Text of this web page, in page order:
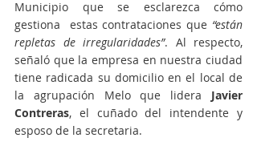
Municipio que se esclarezca cómo
gestiona  estas contrataciones que “están
repletas de irregularidades”. Al respecto,
señaló que la empresa en nuestra ciudad
tiene radicada su domicilio en el local de
la agrupación Melo que lidera Javier
Contreras, el cuñado del intendente y
esposo de la secretaria.